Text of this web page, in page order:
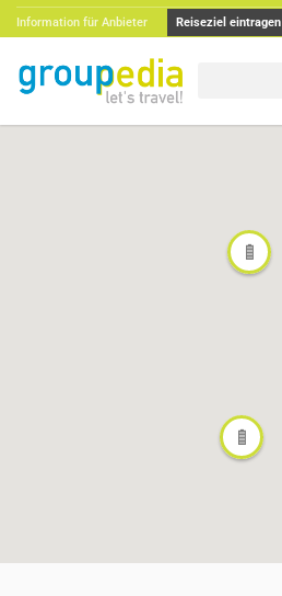
Information für Anbieter Reiseziel eintragen